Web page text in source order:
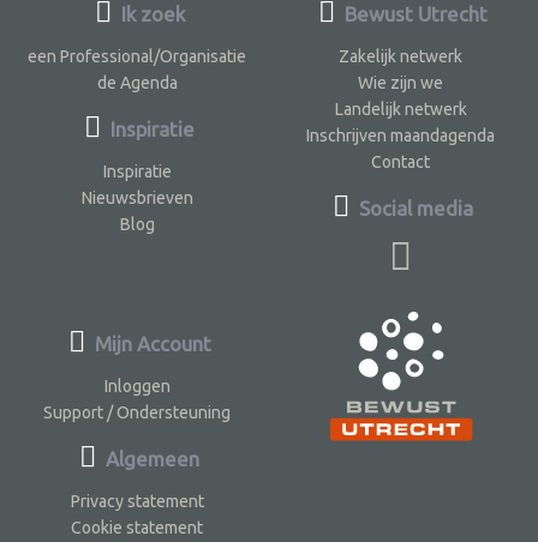
Ik zoek
een Professional/Organisatie
de Agenda
Inspiratie
Inspiratie
Nieuwsbrieven
Blog
Bewust Utrecht
Zakelijk netwerk
Wie zijn we
Landelijk netwerk
Inschrijven maandagenda
Contact
Social media
Mijn Account
Inloggen
Support / Ondersteuning
Algemeen
Privacy statement
Cookie statement